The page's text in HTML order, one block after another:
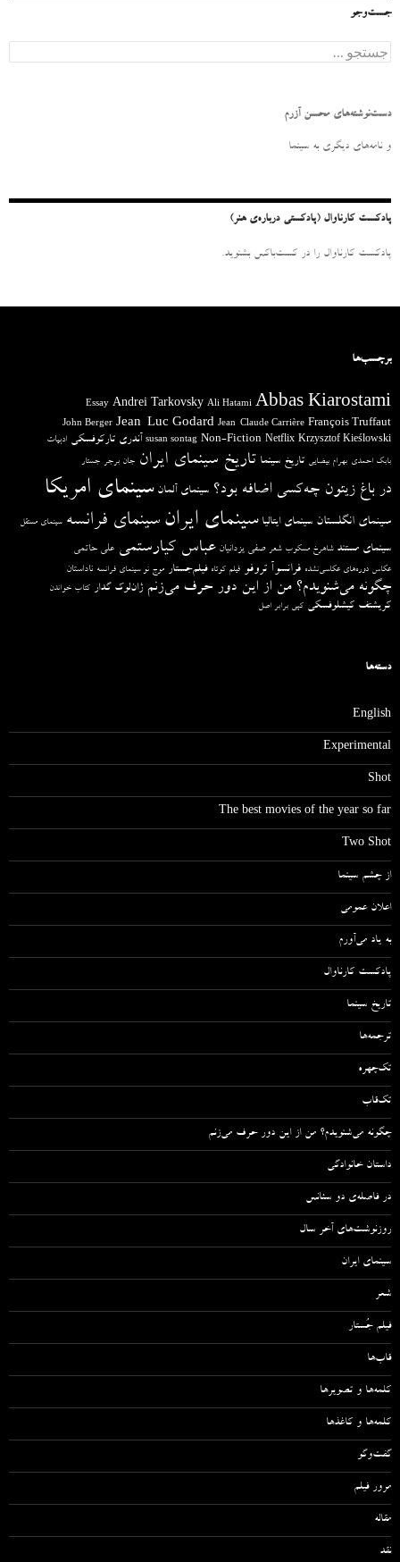
جست‌وجو
س
و
ر
دست‌نوشته‌های محسن آزرم
و نامه‌‌های دیگری به سینما
پادکست کارناوال (پادکستی درباره‌ی هنر)
پادکست کارناوال را در کست‌باکس بشنوید.
برچسب‌ها
Abbas Kiarostami
Ali Hatami
Andrei Tarkovsky
Essay
François Truffaut
Jean-Claude Carrière
Jean-Luc Godard
John Berger
Krzysztof Kieślowski
Netflix
Non-Fiction
susan sontag آندری تارکوفسکی ادبیات
بابک احمدی بهرام بیضایی تاریخ سینما تاریخ سینمای ایران جان برجر جستار
در باغ زیتون چه‌کسی اضافه بود؟ سینمای آلمان سینمای امریکا
سینمای انگلستان سینمای ایتالیا سینمای ایران سینمای فرانسه سینمای مستقل
سینمای مستند شاهرخ مسکوب شعر صفی یزدانیان عباس کیارستمی علی حاتمی
عکاس دوره‌های عکاسی‌نشده فرانسوآ تروفو فیلم کوتاه فیلم‌جستار موج نو سینمای فرانسه ناداستان
چگونه می‌شنویدم؟ من از این دور حرف می‌زنم ژان‌لوک گدار کتاب خواندن
کریشتف کیشلوفسکی کپی برابر اصل
دسته‌ها
English
Experimental
Shot
The best movies of the year so far
Two Shot
از چشم سینما
اعلان عمومی
به یاد می‌آورم
پادکست کارناوال
تاریخ سینما
ترجمه‌ها
تک‌چهره
تک‌قاب
چگونه می‌شنویدم؟ من از این دور حرف می‌زنم
داستان خانوادگی
در فاصله‌ی دو سئانس
روزنوشت‌های آخر سال
سینمای ایران
شعر
فیلم جُستار
قاب‌ها
کلمه‌ها و تصویرها
کلمه‌ها و کاغذها
گفت‌وگو
مرور فیلم
مقاله‌
نقد